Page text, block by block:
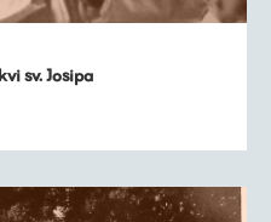
sv. Josipa